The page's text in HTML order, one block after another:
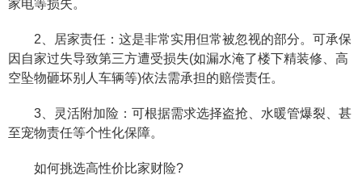
家电等损失。
2、居家责任：这是非常实用但常被忽视的部分。可承保
因自家过失导致第三方遭受损失(如漏水淹了楼下精装修、高
空坠物砸坏别人车辆等)依法需承担的赔偿责任。
3、灵活附加险：可根据需求选择盗抢、水暖管爆裂、甚
至宠物责任等个性化保障。
如何挑选高性价比家财险?